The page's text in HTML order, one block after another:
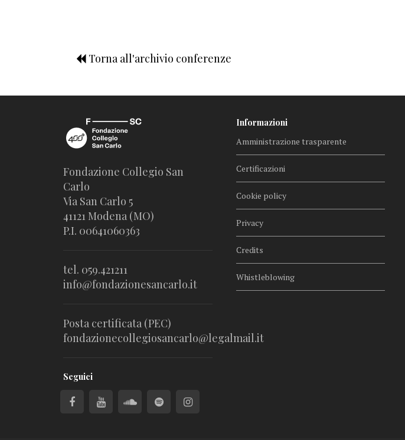
Torna all'archivio conferenze
Fondazione Collegio San
Carlo
Via San Carlo 5
41121 Modena (MO)
P.I. 00641060363
tel. 059.421211
info@fondazionesancarlo.it
Posta certificata (PEC)
fondazionecollegiosancarlo@legalmail.it
Seguici
Informazioni
Amministrazione trasparente
Certificazioni
Cookie policy
Privacy
Credits
Whistleblowing